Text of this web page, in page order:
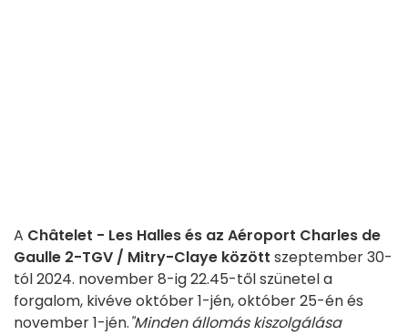
A Châtelet - Les Halles és az Aéroport Charles de
Gaulle 2-TGV / Mitry-Claye között szeptember 30-
tól 2024. november 8-ig 22.45-től szünetel a
forgalom, kivéve október 1-jén, október 25-én és
november 1-jén."Minden állomás kiszolgálása